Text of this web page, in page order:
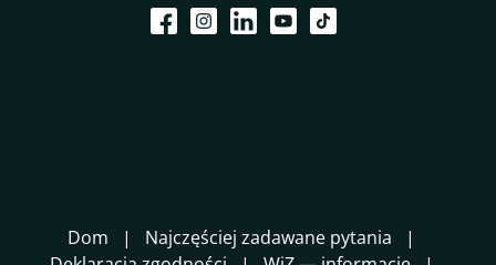
Dom
Najczęściej zadawane pytania